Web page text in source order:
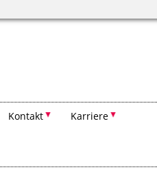
Kontakt Karriere